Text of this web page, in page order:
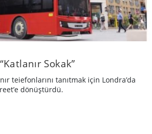
Sokak”
teiefonlarını tanıtmak için Londra’da
dönüştürdü.